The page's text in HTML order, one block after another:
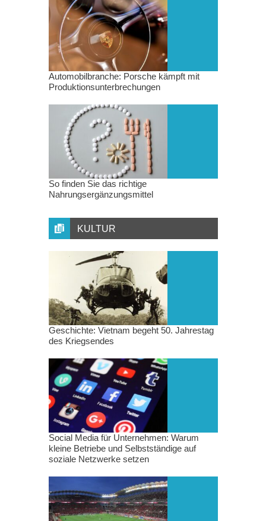
Automobilbranche: Porsche kämpft mit
Produktionsunterbrechungen
So finden Sie das richtige
Nahrungsergänzungsmittel
KULTUR
Geschichte: Vietnam begeht 50. Jahrestag
des Kriegsendes
Social Media für Unternehmen: Warum
kleine Betriebe und Selbstständige auf
soziale Netzwerke setzen